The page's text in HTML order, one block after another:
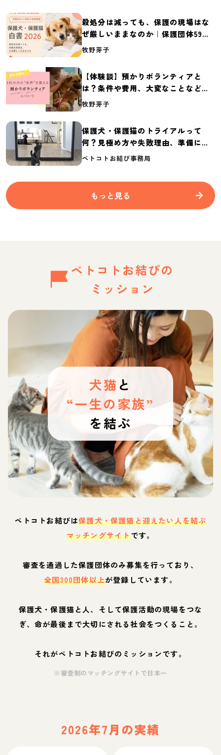
殺処分は減っても、保護の現場はな
ぜ厳しいままなのか｜保護団体59団
体の実態調査【保護犬・保護猫白書
牧野芽子
【体験談】預かりボランティアと
は？条件や費用、大変なことなど紹
介
牧野芽子
保護犬・保護猫のトライアルって
何？見極め方や失敗理由、準備に必
要なものを紹介
ペトコトお結び事務局
もっと見る
ペトコトお結びの
ミッション
犬猫 と
“一生の家族”
を結ぶ
ペトコトお結びは保護犬・保護猫と迎えたい人を結ぶ
マッチングサイトです。
審査を通過した保護団体のみ募集を行っており、
全国300団体以上が登録しています。
保護犬・保護猫と人、そして保護活動の現場をつな
ぎ、命が最後まで大切にされる社会をつくること。
それがペトコトお結びのミッションです。
※審査制のマッチングサイトで日本一
2026年7月の実績